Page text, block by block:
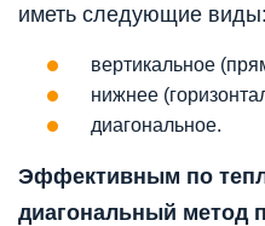
иметь следующие виды:
вертикальное
нижнее
диагональное.
Эффективным по
диагональный метод